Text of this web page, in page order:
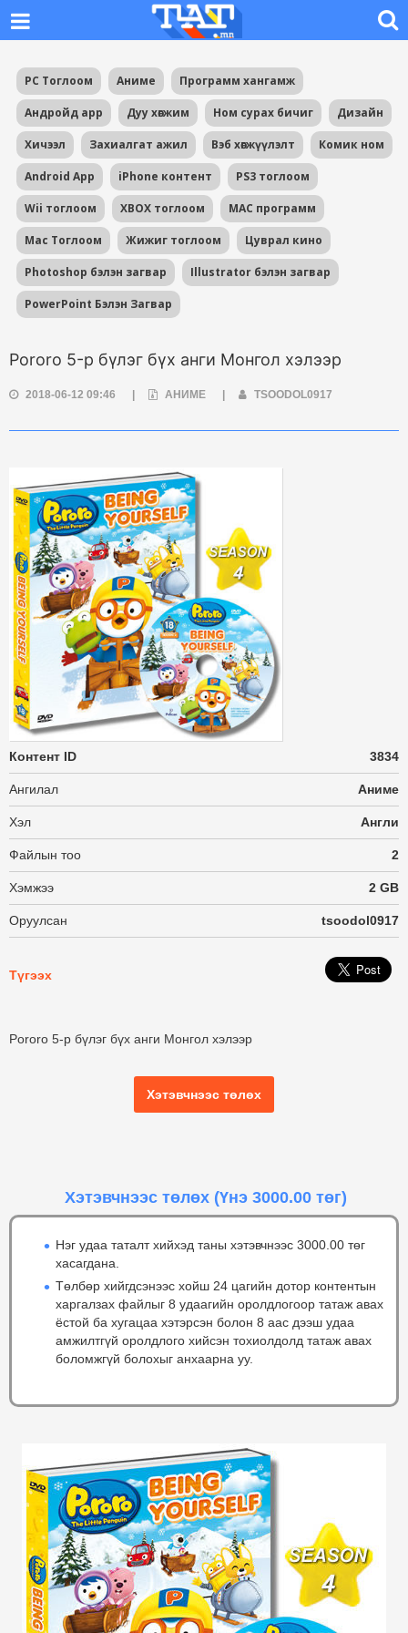
PC Тоглоом Аниме Программ хангамж
Андройд app Дуу хөгжим Ном сурах бичиг Дизайн
Хичээл Захиалгат ажил Вэб хөгжүүлэлт Комик ном
Android App iPhone контент PS3 тоглоом
Wii тоглоом XBOX тоглоом MAC программ
Mac Тоглоом Жижиг тоглоом Цуврал кино
Photoshop бэлэн загвар Illustrator бэлэн загвар
PowerPoint Бэлэн Загвар
Pororo 5-р бүлэг бүх анги Монгол хэлээр
2018-06-12 09:46 АНИМЕ TSOODOL0917
Контент ID 3834
Ангилал Аниме
Хэл Англи
Файлын тоо 2
Хэмжээ 2 GB
Оруулсан tsoodol0917
Түгээх
Pororo 5-р бүлэг бүх анги Монгол хэлээр
Хэтэвчнээс төлөх
Хэтэвчнээс төлөх (Үнэ 3000.00 төг)
Нэг удаа таталт хийхэд таны хэтэвчнээс 3000.00 төг
хасагдана.
Төлбөр хийгдсэнээс хойш 24 цагийн дотор контентын
харгалзах файлыг 8 удаагийн оролдлогоор татаж авах
ёстой ба хугацаа хэтэрсэн болон 8 аас дээш удаа
амжилтгүй оролдлого хийсэн тохиолдолд татаж авах
боломжгүй болохыг анхаарна уу.